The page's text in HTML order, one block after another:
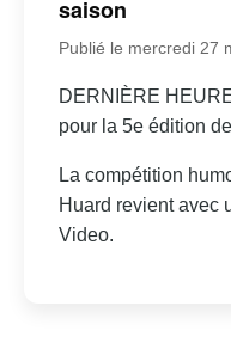
saison
Publié le mercredi 27
DERNIÈRE
pour la 5e édition
La compétition
Huard revient avec
Video.